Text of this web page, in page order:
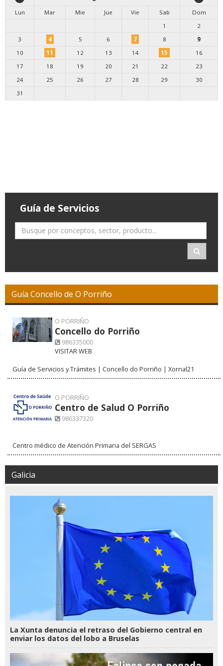
Lun
Mar Mie Jue Vie Sab
Dom
1
2
3
4 5 6 7 8
9
10
11 12 13 14 15
16
17
18 19 20 21 22
23
24
25 26 27 28 29
30
31
Guía de Servicios
Guía Concello de O Porriño
O PORRIÑO
Concello do Porriño
986335000
VISITAR WEB
Guía de Servicios y Trámites | Concello do Porriño | Xornal21
O PORRIÑO
Centro de Salud O Porriño
986337320
Centro médico de Atención Primaria del SERGAS
Galicia
La Xunta denuncia el retraso del Gobierno central en
enviar los datos del lobo a Bruselas